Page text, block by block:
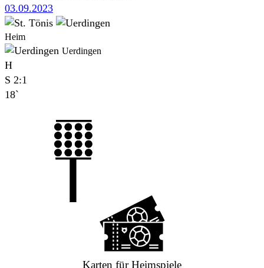
03.09.2023
Heim
Uerdingen
H
S 2:1
18`
Karten für Heimspiele